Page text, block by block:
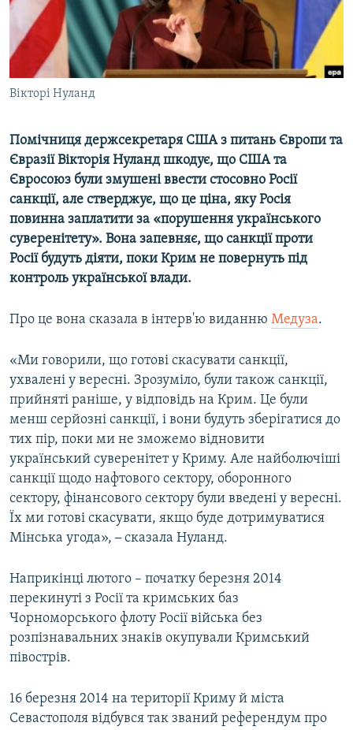
ВІДЕОУРОКИ «ELIFBE»
СВІДЧЕННЯ ОКУПАЦІЇ
УКРАЇНСЬКА ПРОБЛЕМА КРИМУ
ІНФОГРАФІКА
Русский
Qırımtatar
ДОЛУЧАЙСЯ!
Усі сайти RFE/RL
Вікторі Нуланд
Помічниця держсекретаря США з питань Європи та
Євразії Вікторія Нуланд шкодує, що США та
Євросоюз були змушені ввести стосовно Росії
санкції, але стверджує, що це ціна, яку Росія
повинна заплатити за «порушення українського
суверенітету». Вона запевняє, що санкції проти
Росії будуть діяти, поки Крим не повернуть під
контроль української влади.
Про це вона сказала в інтерв'ю виданню Медуза.
«Ми говорили, що готові скасувати санкції,
ухвалені у вересні. Зрозуміло, були також санкції,
прийняті раніше, у відповідь на Крим. Це були
менш серйозні санкції, і вони будуть зберігатися до
тих пір, поки ми не зможемо відновити
український суверенітет у Криму. Але найболючіші
санкції щодо нафтового сектору, оборонного
сектору, фінансового сектору були введені у вересні.
Їх ми готові скасувати, якщо буде дотримуватися
Мінська угода», –сказала Нуланд.
Наприкінці лютого – початку березня 2014
перекинуті з Росії та кримських баз
Чорноморського флоту Росії війська без
розпізнавальних знаків окупували Кримський
півострів.
16 березня 2014 на території Криму й міста
Севастополя відбувся так званий референдум про